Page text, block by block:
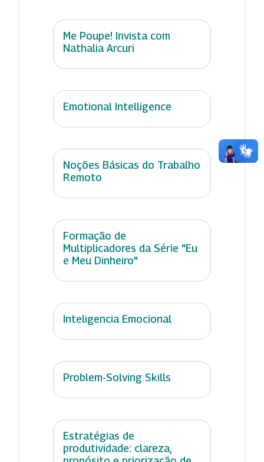
Me Poupe! Invista com
Nathalia Arcuri
Emotional Intelligence
Noções Básicas do Trabalho
Remoto
Formação de
Multiplicadores da Série "Eu
e Meu Dinheiro"
Inteligencia Emocional
Problem-Solving Skills
Estratégias de
produtividade: clareza,